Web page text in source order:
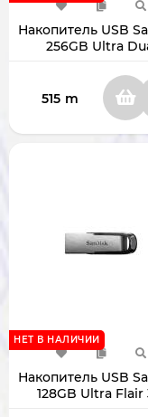
Накопитель USB
256GB Ultra
0256G-G46
515 m
Накопитель USB
128GB Ultra Flair
НЕТ В НАЛИЧИИ